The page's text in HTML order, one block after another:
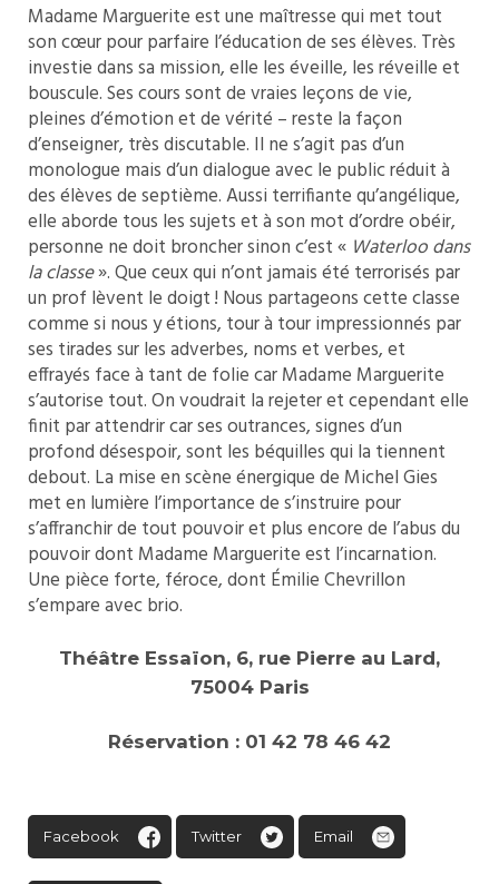
Madame Marguerite est une maîtresse qui met tout
son cœur pour parfaire l’éducation de ses élèves. Très
investie dans sa mission, elle les éveille, les réveille et
bouscule. Ses cours sont de vraies leçons de vie,
pleines d’émotion et de vérité – reste la façon
d’enseigner, très discutable. Il ne s’agit pas d’un
monologue mais d’un dialogue avec le public réduit à
des élèves de septième. Aussi terrifiante qu’angélique,
elle aborde tous les sujets et à son mot d’ordre obéir,
personne ne doit broncher sinon c’est « Waterloo dans
la classe». Que ceux qui n’ont jamais été terrorisés par
un prof lèvent le doigt ! Nous partageons cette classe
comme si nous y étions, tour à tour impressionnés par
ses tirades sur les adverbes, noms et verbes, et
effrayés face à tant de folie car Madame Marguerite
s’autorise tout. On voudrait la rejeter et cependant elle
finit par attendrir car ses outrances, signes d’un
profond désespoir, sont les béquilles qui la tiennent
debout. La mise en scène énergique de Michel Gies
met en lumière l’importance de s’instruire pour
s’affranchir de tout pouvoir et plus encore de l’abus du
pouvoir dont Madame Marguerite est l’incarnation.
Une pièce forte, féroce, dont Émilie Chevrillon
s’empare avec brio.
Théâtre Essaïon, 6, rue Pierre au Lard,
75004 Paris
Réservation : 01 42 78 46 42
Facebook Twitter Email